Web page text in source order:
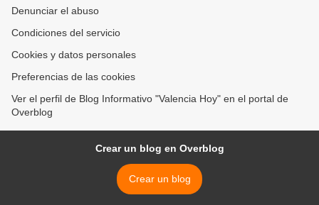
Denunciar el abuso
Condiciones del servicio
Cookies y datos personales
Preferencias de las cookies
Ver el perfil de Blog Informativo "Valencia Hoy" en el portal de
Overblog
Crear un blog en Overblog
Crear un blog